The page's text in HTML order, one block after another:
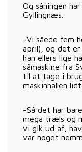
Og såningen
Gyllingnæs.
-Vi såede fem
april), og det
han ellers lige
såmaskine fra
til at tage i
maskinhallen lidt
-Så det har
mega træls og
vi gik ud af,
var noget